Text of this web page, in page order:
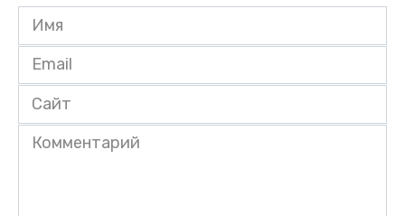
Имя
*
Email
*
Сайт
Комментарий